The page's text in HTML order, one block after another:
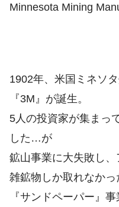
Minnesota Mining
1902年、米国ミネソタ
『3M』が誕生。
5人の投資家が集まっ
した…が
鉱山事業に大失敗し
雑鉱物しか取れなかっ
『サンドペーパー』